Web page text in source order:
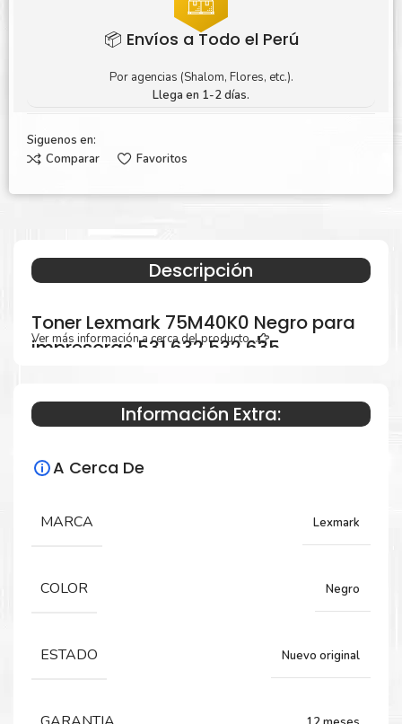
📦 Envíos a Todo el Perú
Por agencias (Shalom, Flores, etc.).
Llega en 1-2 días.
Siguenos en:
Comparar
Favoritos
Descripción
Toner Lexmark 75M40K0 Negro para
impresoras 531 632 532 635
Especificaciones Técnicas
Para impresoras:
CS632, CX532, CX635.
Ver más información a cerca del producto...
Información Extra:
A Cerca De
MARCA Lexmark
COLOR Negro
ESTADO Nuevo original